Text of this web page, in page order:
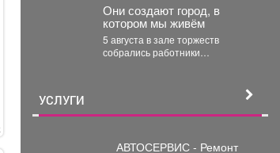
в...
Они создают город, в
котором мы живём
5 августа в зале торжеств
собрались работники
УСЛУГИ
АВТОСЕРВИС - Ремонт